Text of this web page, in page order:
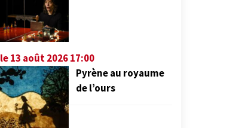
le 13 août 2026 17:00
Pyrène au royaume
de l’ours